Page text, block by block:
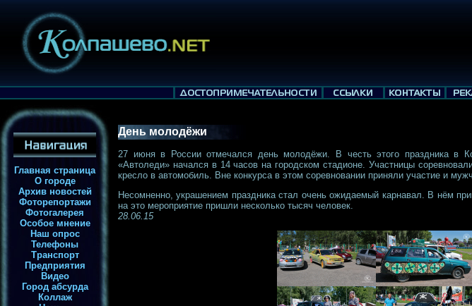
Главная страница
О городе
Архив новостей
Фоторепортажи
Фотогалерея
Особое мнение
Наш опрос
Телефоны
Транспорт
Предприятия
Видео
Город абсурда
Коллаж
День молодёжи
27 июня в России отмечался день молодёжи. В честь этого праздника в
«Автоледи» начался в 14 часов на городском стадионе. Участницы
кресло в автомобиль. Вне конкурса в этом соревновании приняли участие и
Несомненно, украшением праздника стал очень ожидаемый карнавал. В нём
на это мероприятие пришли несколько тысяч человек.
28.06.15